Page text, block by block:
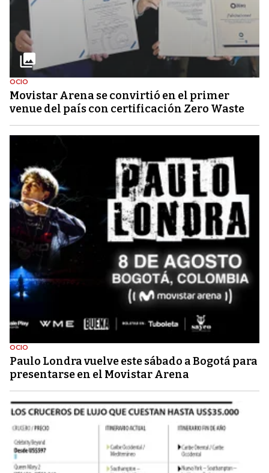
OCIO
Movistar Arena se convirtió en el primer
venue del país con certificación Zero Waste
OCIO
Paulo Londra vuelve este sábado a Bogotá para
presentarse en el Movistar Arena